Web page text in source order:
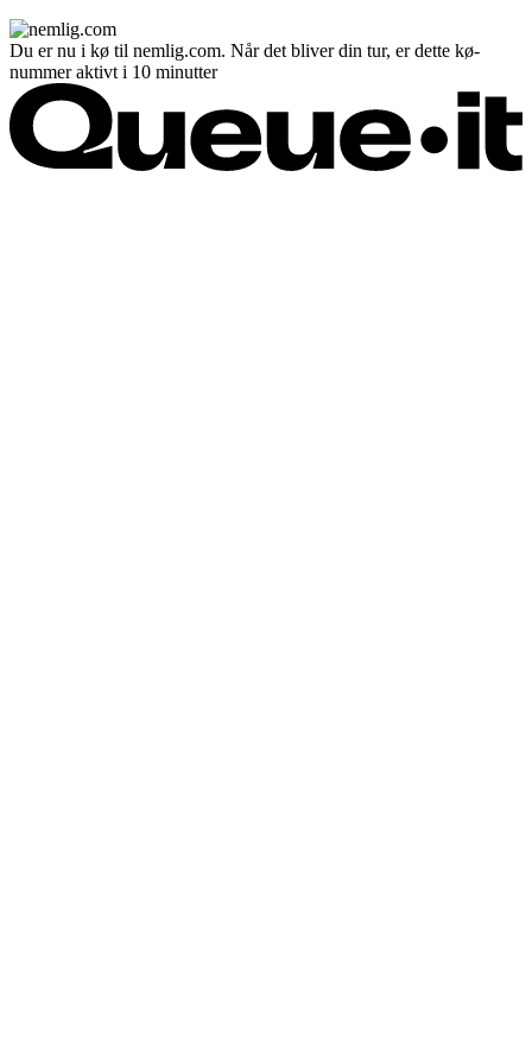
Du er nu i kø til nemlig.com. Når det bliver din tur, er dette kø-
nummer aktivt i 10 minutter